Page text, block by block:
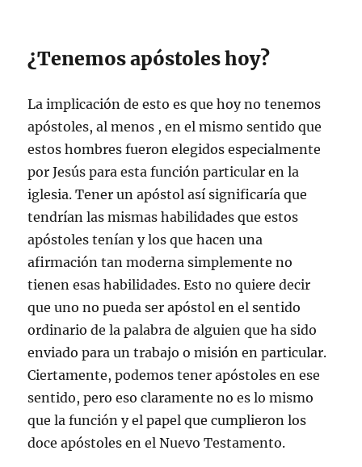
¿Tenemos apóstoles hoy?
La implicación de esto es que hoy no tenemos
apóstoles, al menos , en el mismo sentido que
estos hombres fueron elegidos especialmente
por Jesús para esta función particular en la
iglesia. Tener un apóstol así significaría que
tendrían las mismas habilidades que estos
apóstoles tenían y los que hacen una
afirmación tan moderna simplemente no
tienen esas habilidades. Esto no quiere decir
que uno no pueda ser apóstol en el sentido
ordinario de la palabra de alguien que ha sido
enviado para un trabajo o misión en particular.
Ciertamente, podemos tener apóstoles en ese
sentido, pero eso claramente no es lo mismo
que la función y el papel que cumplieron los
doce apóstoles en el Nuevo Testamento.